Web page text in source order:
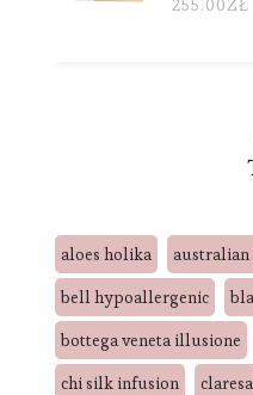
255.00ZŁ
aloes holika
australian
bell hypoallergenic
bottega veneta illusione
chi silk infusion
claresa